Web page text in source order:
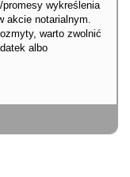
wykreślenia
akcie notarialnym.
warto zwolnić
albo